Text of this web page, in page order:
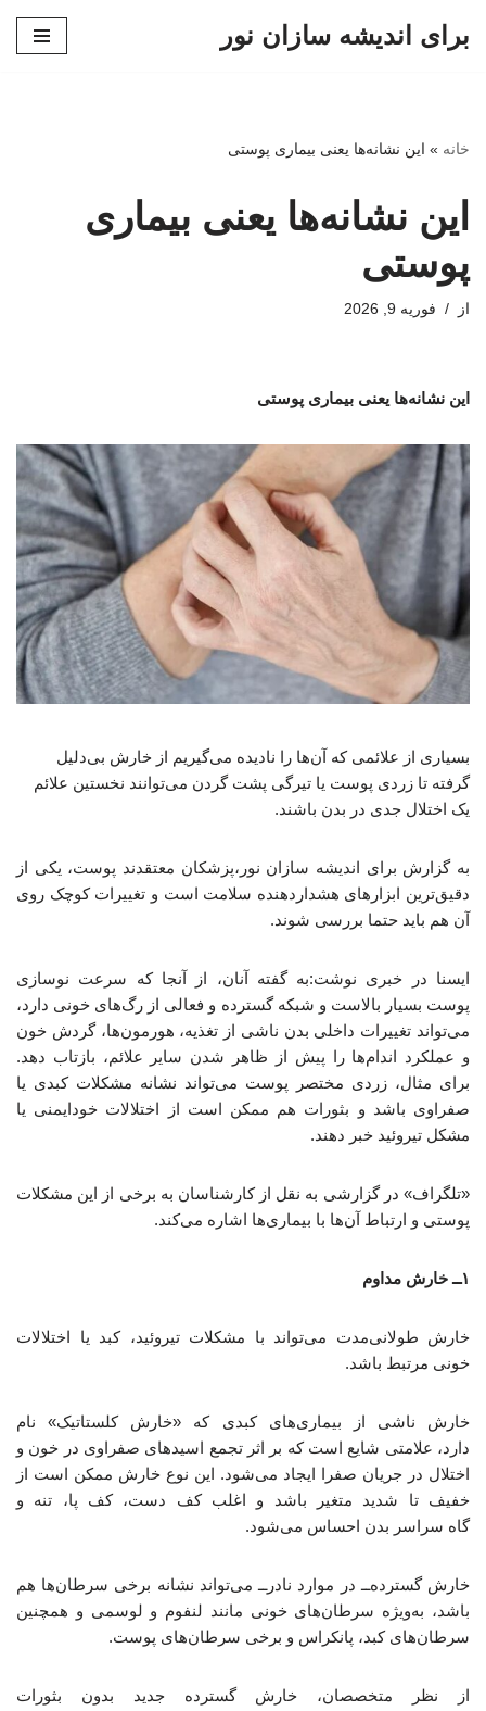
برای اندیشه سازان نور
خانه » این نشانه‌ها یعنی بیماری پوستی
این نشانه‌ها یعنی بیماری
پوستی
از فوریه 9, 2026
این نشانه‌ها یعنی بیماری پوستی
بسیاری از علائمی که آن‌ها را نادیده می‌گیریم از خارش بی‌دلیل
گرفته تا زردی پوست یا تیرگی پشت گردن می‌توانند نخستین علائم
یک اختلال جدی در بدن باشند.
به گزارش برای اندیشه سازان نور،پزشکان معتقدند پوست، یکی از
دقیق‌ترین ابزارهای هشداردهنده سلامت است و تغییرات کوچک روی
آن هم باید حتما بررسی شوند.
ایسنا در خبری نوشت:به گفته آنان، از آنجا که سرعت نوسازی
پوست بسیار بالاست و شبکه گسترده و فعالی از رگ‌های خونی دارد،
می‌تواند تغییرات داخلی بدن ناشی از تغذیه، هورمون‌ها، گردش خون
و عملکرد اندام‌ها را پیش از ظاهر شدن سایر علائم، بازتاب دهد.
برای مثال، زردی مختصر پوست می‌تواند نشانه مشکلات کبدی یا
صفراوی باشد و بثورات هم ممکن است از اختلالات خودایمنی یا
مشکل تیروئید خبر دهند.
«تلگراف» در گزارشی به نقل از کارشناسان به برخی از این مشکلات
پوستی و ارتباط آن‌ها با بیماری‌ها اشاره می‌کند.
۱ــ خارش مداوم
خارش طولانی‌مدت می‌تواند با مشکلات تیروئید، کبد یا اختلالات
خونی مرتبط باشد.
خارش ناشی از بیماری‌های کبدی که «خارش کلستاتیک» نام
دارد، علامتی شایع است که بر اثر تجمع اسیدهای صفراوی در خون و
اختلال در جریان صفرا ایجاد می‌شود. این نوع خارش ممکن است از
خفیف تا شدید متغیر باشد و اغلب کف دست، کف پا، تنه و
گاه سراسر بدن احساس می‌شود.
خارش گسترده‌ــ در موارد نادرــ می‌تواند نشانه برخی سرطان‌ها هم
باشد، به‌ویژه سرطان‌های خونی مانند لنفوم و لوسمی و همچنین
سرطان‌های کبد، پانکراس و برخی سرطان‌های پوست.
از نظر متخصصان، خارش گسترده جدید بدون بثورات